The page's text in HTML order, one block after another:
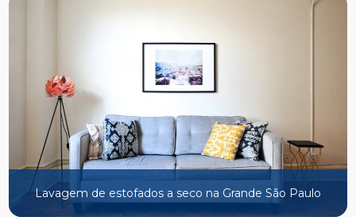
Lavagem de estofados a seco na Grande São Paulo